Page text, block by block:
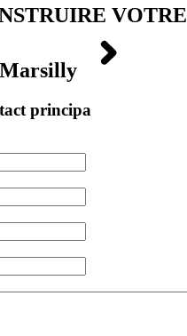
VOTRE
Marsilly
principa